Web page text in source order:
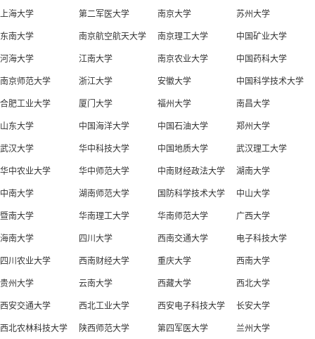
上海大学 第二军医大学 南京大学 苏州大学
东南大学 南京航空航天大学 南京理工大学 中国矿业大学
河海大学 江南大学 南京农业大学 中国药科大学
南京师范大学 浙江大学 安徽大学 中国科学技术大学
合肥工业大学 厦门大学 福州大学 南昌大学
山东大学 中国海洋大学 中国石油大学 郑州大学
武汉大学 华中科技大学 中国地质大学 武汉理工大学
华中农业大学 华中师范大学 中南财经政法大学 湖南大学
中南大学 湖南师范大学 国防科学技术大学 中山大学
暨南大学 华南理工大学 华南师范大学 广西大学
海南大学 四川大学 西南交通大学 电子科技大学
四川农业大学 西南财经大学 重庆大学 西南大学
贵州大学 云南大学 西藏大学 西北大学
西安交通大学 西北工业大学 西安电子科技大学 长安大学
西北农林科技大学 陕西师范大学 第四军医大学 兰州大学